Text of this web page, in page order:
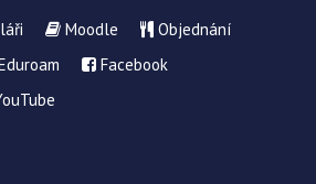
Moodle
Objednání
Facebook